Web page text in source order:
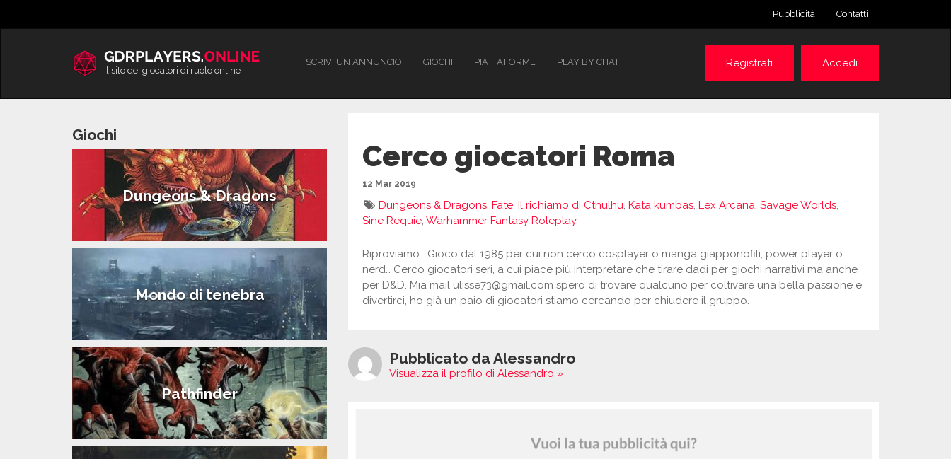
Pubblicità Contatti
Il sito dei giocatori di ruolo online
SCRIVI UN ANNUNCIO GIOCHI PIATTAFORME PLAY BY CHAT Registrati Accedi
Giochi
Dungeons & Dragons
Mondo di tenebra
Pathfinder
Cerco giocatori Roma
12 Mar 2019
Dungeons & Dragons,Fate,Il richiamo di Cthulhu,Kata kumbas,Lex Arcana,Savage Worlds,
Sine Requie, Warhammer Fantasy Roleplay
Riproviamo… Gioco dal 1985 per cui non cerco cosplayer o manga giapponofili, power player o
nerd… Cerco giocatori seri, a cui piace più interpretare che tirare dadi per giochi narrativi ma anche
per D&D. Mia mail ulisse73@gmail.com spero di trovare qualcuno per coltivare una bella passione e
divertirci, ho già un paio di giocatori stiamo cercando per chiudere il gruppo.
Pubblicato da Alessandro
Visualizza il profilo di Alessandro »